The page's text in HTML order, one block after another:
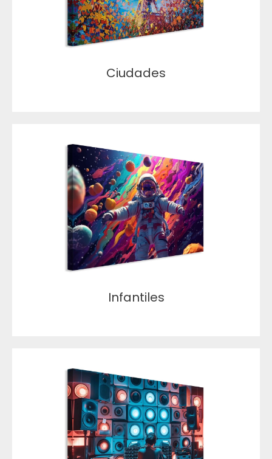
Ciudades
Infantiles